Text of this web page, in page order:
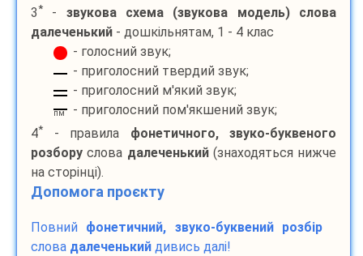
3* - звукова схема (звукова модель) слова
далеченький - дошкільнятам, 1 - 4 клас
- голосний звук;
- приголосний твердий звук;
- приголосний м'який звук;
пм
- приголосний пом'якшений звук;
4* - правила фонетичного, звуко-буквеного
розбору слова далеченький(знаходяться нижче
на сторінці).
Допомога проєкту
Повний фонетичний, звуко-буквений розбір
слова далеченький дивись далі!